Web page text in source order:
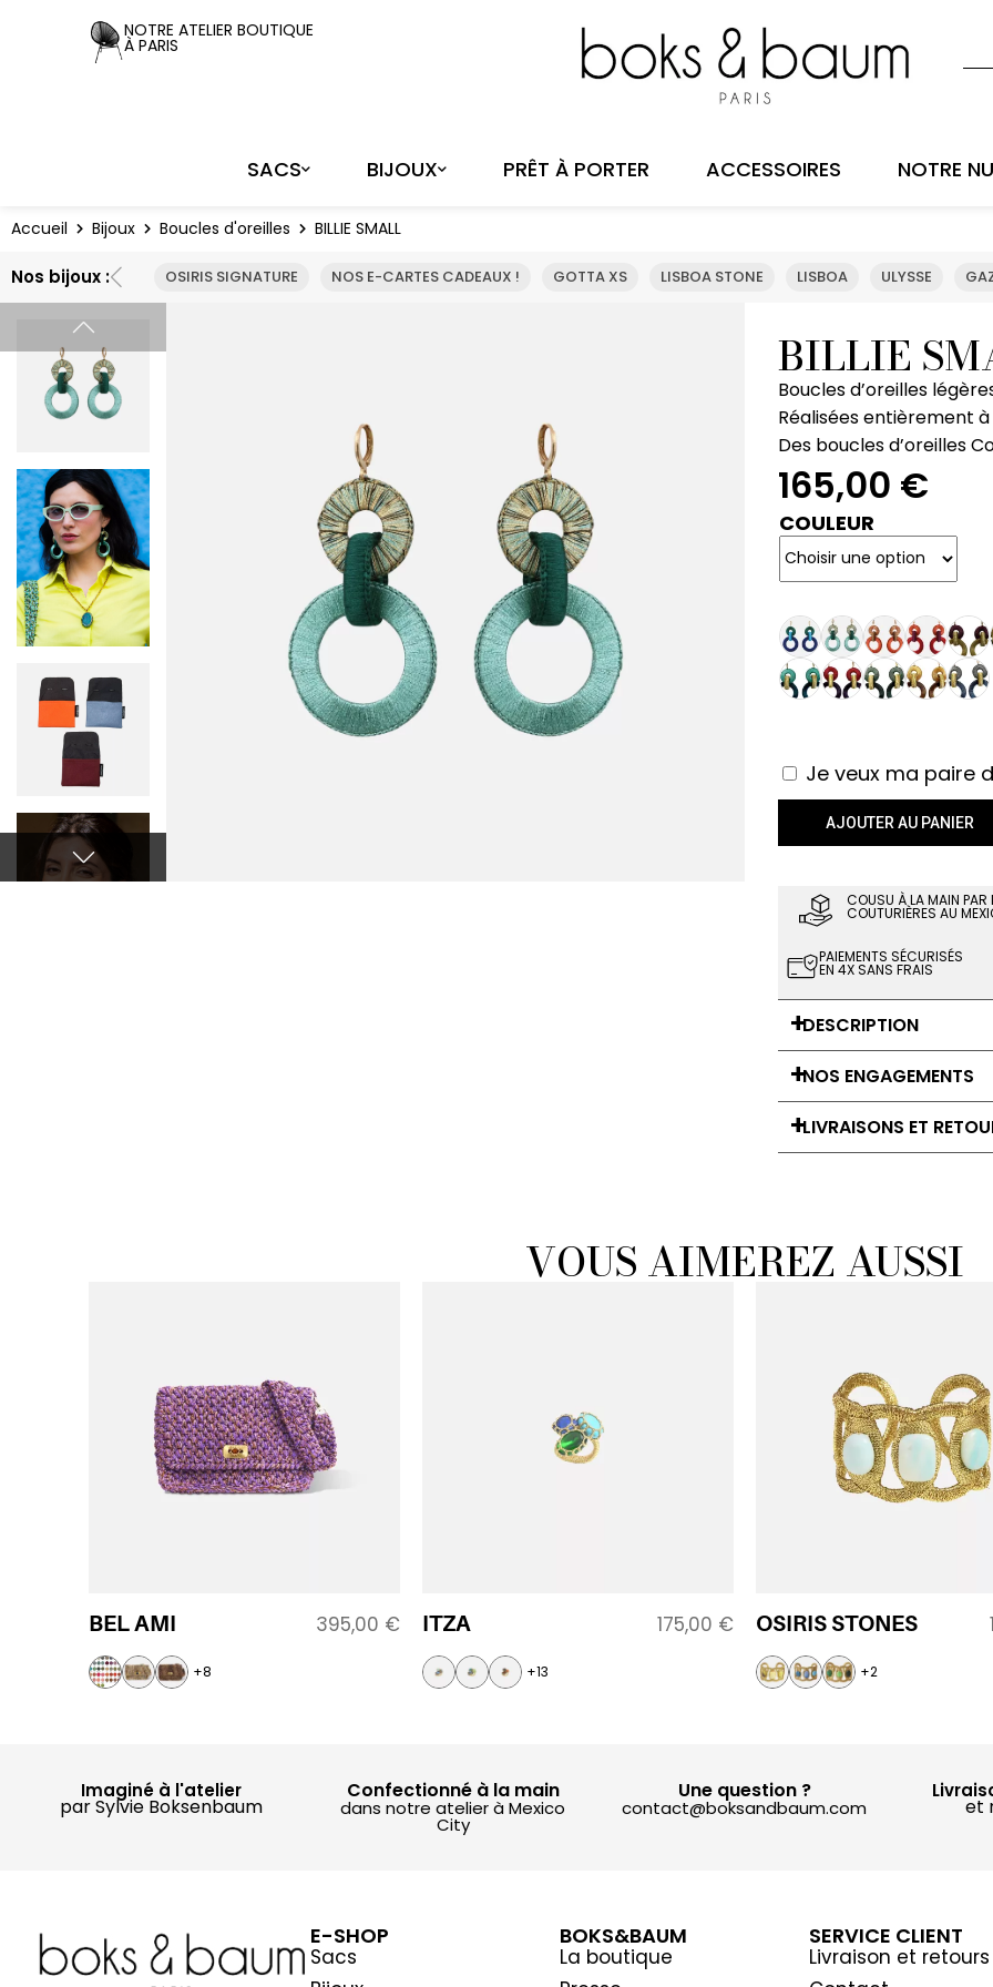
NOTRE ATELIER BOUTIQUE
À PARIS
SACS BIJOUX PRÊT À PORTER ACCESSOIRES NOTRE
Accueil Bijoux Boucles d'oreilles BILLIE SMALL
Nos bijoux : OSIRIS SIGNATURE NOS E-CARTES CADEAUX ! GOTTA XS LISBOA STONE LISBOA ULYSSE
BILLIE
Boucles d’oreilles
Réalisées entièrement
Des boucles d’oreilles
165,00 €
COULEUR
Je veux ma paire
AJOUTER AU PANIER
COUSU À LA MAIN PAR
COUTURIÈRES AU
PAIEMENTS SÉCURISÉS
EN 4X SANS FRAIS
DESCRIPTION
NOS ENGAGEMENTS
LIVRAISONS ET
VOUS AIMEREZ AUSSI
BEL AMI 395,00 €
+8
ITZA 175,00 €
+13
OSIRIS STONES
+2
Imaginé à l'atelier
par Sylvie Boksenbaum
Confectionné à la main
dans notre atelier à Mexico
City
Une question ?
contact@boksandbaum.com et
E-SHOP
Sacs
BOKS&BAUM
La boutique
SERVICE CLIENT
Livraison et retours
Panneau de gestion des cookies